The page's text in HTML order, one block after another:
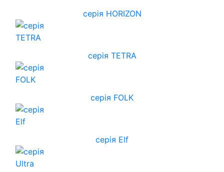
cерія HORIZON
серія TETRA
серія FOLK
серія Elf